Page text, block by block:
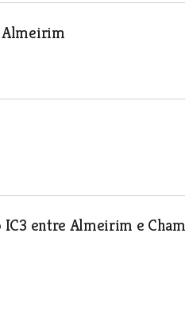
Almeirim
entre Almeirim e